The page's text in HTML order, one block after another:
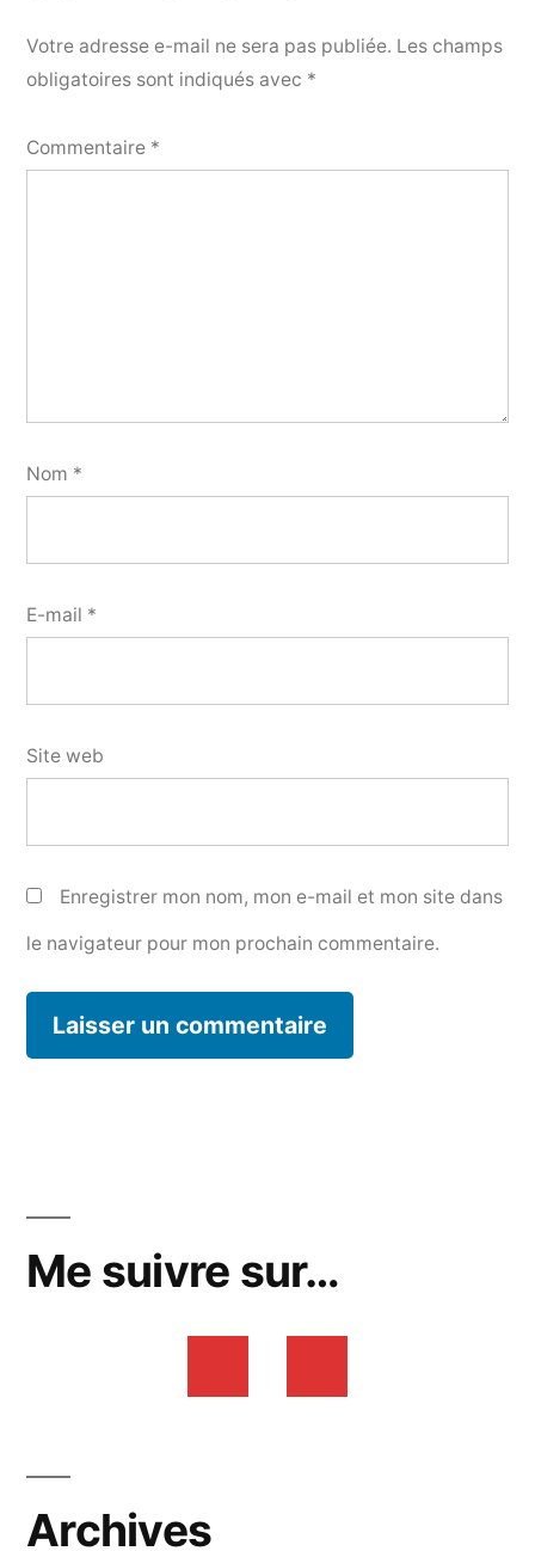
Votre adresse e-mail ne sera pas publiée. Les champs
obligatoires sont indiqués avec *
Commentaire *
Nom *
E-mail *
Site web
Enregistrer mon nom, mon e-mail et mon site dans
le navigateur pour mon prochain commentaire.
Me suivre sur…
Archives